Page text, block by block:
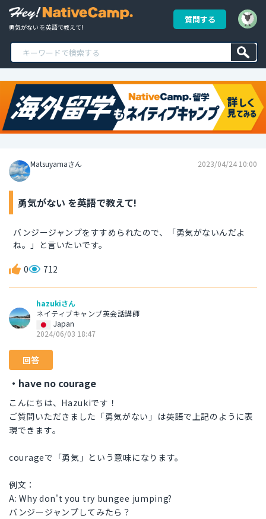
勇気がない を英語で教えて!
質問する
Matsuyamaさん 2023/04/24 10:00
勇気がない を英語で教えて!
バンジージャンプをすすめられたので、「勇気がないんだよ
ね。」と言いたいです。
0 712
hazukiさん
ネイティブキャンプ英会話講師
Japan
2024/06/03 18:47
回答
・have no courage
こんにちは、Hazukiです！
ご質問いただきました「勇気がない」は英語で上記のように表
現できます。
courageで「勇気」という意味になります。
例文：
A: Why don't you try bungee jumping?
バンジージャンプしてみたら？